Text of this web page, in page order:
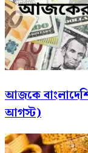
আজকে
আগস্ট)